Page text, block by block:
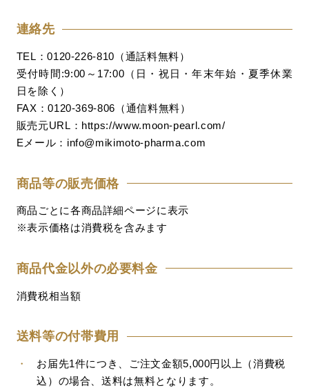
連絡先
TEL：0120-226-810（通話料無料）
受付時間:9:00～17:00（日・祝日・年末年始・夏季休業
日を除く）
FAX：0120-369-806（通信料無料）
販売元URL：https://www.moon-pearl.com/
Eメール：info@mikimoto-pharma.com
商品等の販売価格
商品ごとに各商品詳細ページに表示
※表示価格は消費税を含みます
商品代金以外の必要料金
消費税相当額
送料等の付帯費用
・
お届先1件につき、ご注文金額5,000円以上（消費税
込）の場合、送料は無料となります。